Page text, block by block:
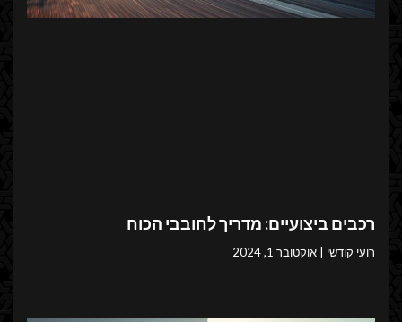
רכבים ביצועיים: מדריך לחובבי הכוח
רועי קודשי אוקטובר 1, 2024